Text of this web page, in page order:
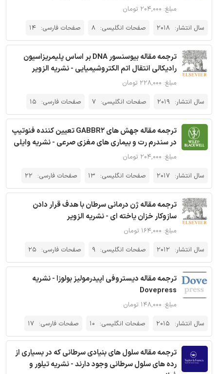
مبلغ: ۲۰۴,۰۰۰ تومان
سال انتشار: 2018 صفحات انگلیسی: 8 صفحات فارسی: 14
ترجمه مقاله بیوسنسور DNA بر اساس پلیمریزاسیون
رادیکالی انتقال اتم الکتروشیمیایی - نشریه الزویر
مبلغ: ۲۲۸,۰۰۰ تومان
سال انتشار: 2019 صفحات انگلیسی: 7 صفحات فارسی: 15
ترجمه مقاله جهش های GABBR2 تعیین کننده فنوتیپ
در سندرم رت و بیماری های مغزی صرعی - نشریه وایلی
مبلغ: ۲۰۴,۰۰۰ تومان
سال انتشار: 2017 صفحات انگلیسی: 13 صفحات فارسی: 22
ترجمه مقاله ژن درمانی سرطان با هدف قرار دادن
سازوکار خزان یاخته ای - نشریه الزویر
مبلغ: ۱۶۴,۰۰۰ تومان
سال انتشار: 2012 صفحات انگلیسی: 9 صفحات فارسی: 25
ترجمه مقاله دیستروفی اپیدرمولیز بولوزا - نشریه
Dovepress
مبلغ: ۱۴۸,۰۰۰ تومان
سال انتشار: 2015 صفحات انگلیسی: 10 صفحات فارسی: 17
ترجمه مقاله سلول های بنیادی سرطانی که در بسیاری از
رده های سلول سرطانی وجود دارند - نشریه تیلور و